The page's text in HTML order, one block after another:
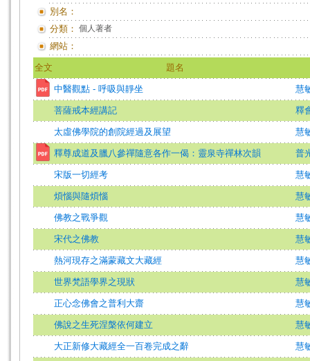
別名：
分類： 個人著者
網站：
全文 題名
中醫觀點 - 呼吸與靜坐 慧
菩薩戒本經講記 釋
太虛佛學院的創院經過及展望 慧
釋尊成道及臘八參禪隨意各作一偈：靈泉寺禪林次韻 普
宋版一切經考 慧
煩惱與隨煩惱 慧
佛教之戰爭觀 慧
宋代之佛教 慧
熱河現存之滿蒙藏文大藏經 慧
世界梵語學界之現狀 慧
正心念佛會之普利大齋 慧
佛說之生死涅槃依何建立 慧
大正新修大藏經全一百卷完成之辭 慧